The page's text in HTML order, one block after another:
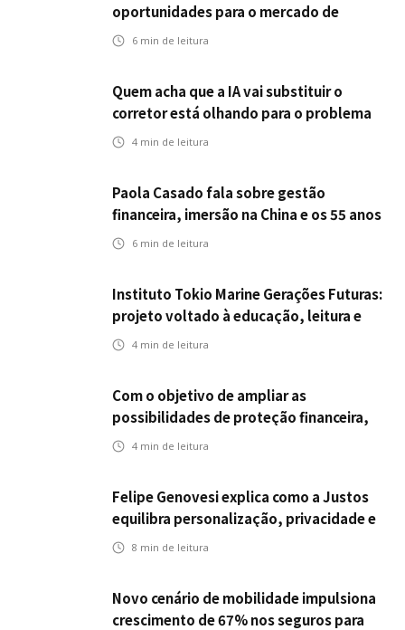
oportunidades para o mercado de
seguros ampliar cobertura e prevenção
6 min de leitura
Quem acha que a IA vai substituir o
corretor está olhando para o problema
errado
4 min de leitura
Paola Casado fala sobre gestão
financeira, imersão na China e os 55 anos
da ENS
6 min de leitura
Instituto Tokio Marine Gerações Futuras:
projeto voltado à educação, leitura e
empregabilidade
4 min de leitura
Com o objetivo de ampliar as
possibilidades de proteção financeira,
Icatu Seguros eleva capital segurado
4 min de leitura
Felipe Genovesi explica como a Justos
equilibra personalização, privacidade e
tecnologia
8 min de leitura
Novo cenário de mobilidade impulsiona
crescimento de 67% nos seguros para